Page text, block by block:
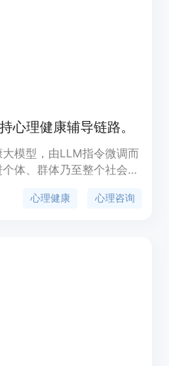
心理健康辅导链路。
模型，由LLM指令微调而
体、群体乃至整个社会的
心理韧性、预防和干预措
心理健康 心理咨询